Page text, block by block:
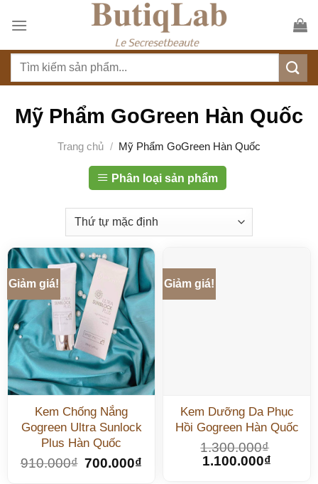
Mỹ Phẩm GoGreen Hàn Quốc
Trang chủ / Mỹ Phẩm GoGreen Hàn Quốc
Phân loại sản phẩm
Giảm giá!
Kem Chống Nắng
Gogreen Ultra Sunlock
Plus Hàn Quốc
910.000₫ 700.000₫
Giảm giá!
Kem Dưỡng Da Phục
Hồi Gogreen Hàn Quốc
1.300.000₫
1.100.000₫